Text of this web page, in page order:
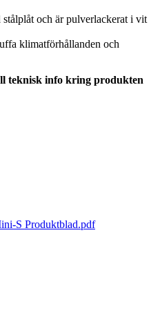
och är pulverlackerat i vit
klimatförhållanden och
teknisk info kring produkten
S Produktblad.pdf